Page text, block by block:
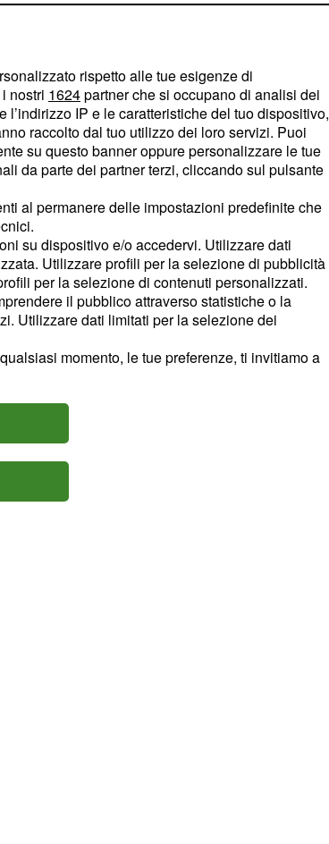
rispetto alle tue esigenze di
nostri 1624partner che si occupano di analisi dei
IP e le caratteristiche del tuo dispositivo,
raccolto dal tuo utilizzo dei loro servizi. Puoi
su questo banner oppure personalizzare le tue
da parte dei partner terzi, cliccando sul pulsante
al permanere delle impostazioni predefinite che
su dispositivo e/o accedervi. Utilizzare dati
Utilizzare profili per la selezione di pubblicità
per la selezione di contenuti personalizzati.
il pubblico attraverso statistiche o la
Utilizzare dati limitati per la selezione dei
momento, le tue preferenze, ti invitiamo a